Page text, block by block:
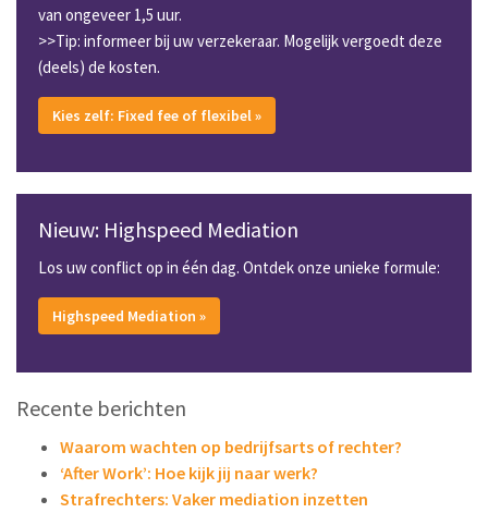
van ongeveer 1,5 uur.
>>Tip: informeer bij uw verzekeraar. Mogelijk vergoedt deze
(deels) de kosten.
Kies zelf: Fixed fee of flexibel »
Nieuw: Highspeed Mediation
Los uw conflict op in één dag. Ontdek onze unieke formule:
Highspeed Mediation »
Recente berichten
Waarom wachten op bedrijfsarts of rechter?
‘After Work’: Hoe kijk jij naar werk?
Strafrechters: Vaker mediation inzetten